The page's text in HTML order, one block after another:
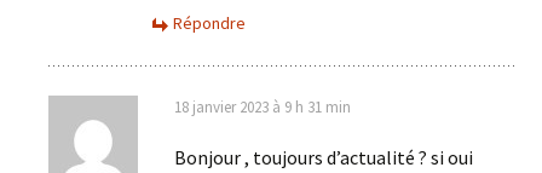
Répondre
18 janvier 2023 à 9 h 31 min
Bonjour , toujours d’actualité ? si oui